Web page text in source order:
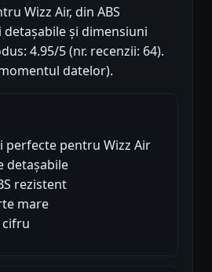
Wizz Air, din ABS
și dimensiuni
4.95/5 (nr. recenzii: 64).
datelor).
perfecte pentru Wizz Air
detașabile
rezistent
mare
cifru